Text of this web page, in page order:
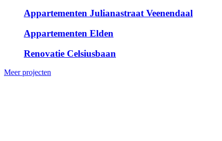
Appartementen Julianastraat Veenendaal
Appartementen Elden
Renovatie Celsiusbaan
Meer projecten